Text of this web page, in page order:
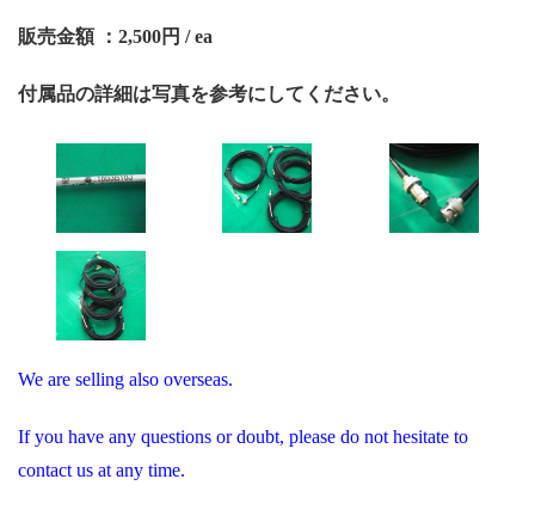
販売金額 ：2,500円 / ea
付属品の詳細は写真を参考にしてください。
We are selling also overseas.
If you have any questions or doubt, please do not hesitate to
contact us at any time.